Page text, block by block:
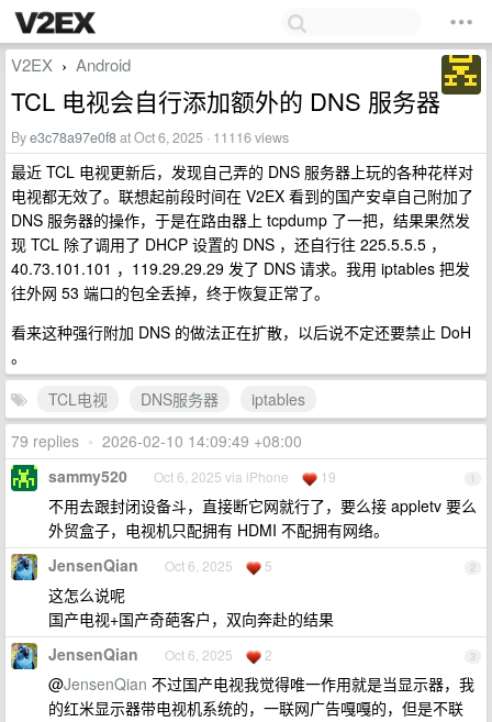
V2EX › Android
TCL 电视会自行添加额外的 DNS 服务器
Bye3c78a97e0f8at Oct 6, 2025 · 11116 views
最近 TCL 电视更新后，发现自己弄的 DNS 服务器上玩的各种花样对
电视都无效了。联想起前段时间在 V2EX 看到的国产安卓自己附加了
DNS 服务器的操作，于是在路由器上 tcpdump 了一把，结果果然发
现 TCL 除了调用了 DHCP 设置的 DNS ，还自行往 225.5.5.5 ，
40.73.101.101 ，119.29.29.29 发了 DNS 请求。我用 iptables 把发
往外网 53 端口的包全丢掉，终于恢复正常了。
看来这种强行附加 DNS 的做法正在扩散，以后说不定还要禁止 DoH
。
TCL电视
DNS服务器
iptables
79 replies • 2026-02-10 14:09:49 +08:00
1
sammy520 Oct 6, 2025 via iPhone 19
不用去跟封闭设备斗，直接断它网就行了，要么接 appletv 要么
外贸盒子，电视机只配拥有 HDMI 不配拥有网络。
2
JensenQian Oct 6, 2025 5
这怎么说呢
国产电视+国产奇葩客户，双向奔赴的结果
3
JensenQian Oct 6, 2025 2
@JensenQian 不过国产电视我觉得唯一作用就是当显示器，我
的红米显示器带电视机系统的，一联网广告嘎嘎的，但是不联